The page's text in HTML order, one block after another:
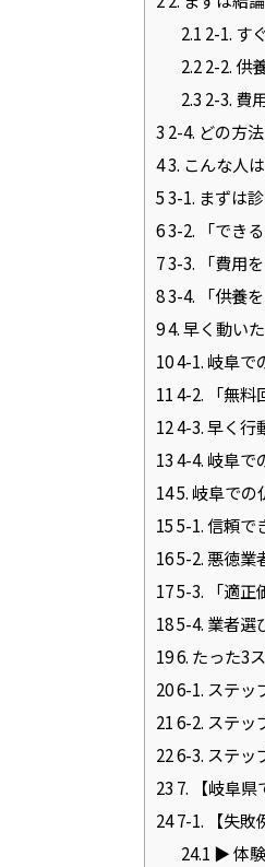
2.1 2-1. す
2.22-2. 供
2.3 2-3. 費
3 2-4. どの方
43. こんな人
53-1. まずは
63-2. 「でき
73-3. 「費用
83-4. 「供養
94. 早く動い
104-1. 岐阜で
114-2. 「無料
124-3. 早く行
134-4. 岐阜で
145. 岐阜での
155-1. 信頼で
165-2. 悪徳業
175-3. 「適正
185-4. 業者選
196. たった3
206-1. ステッ
216-2. ステッ
226-3. ステッ
23 7. 【岐阜
247-1. 【失敗
24.1 ▶ 体